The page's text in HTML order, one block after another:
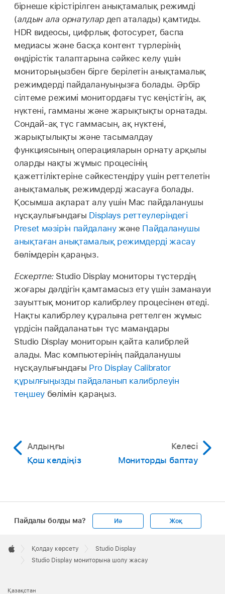
бірнеше кірістірілген анықтамалық режимді
(алдын ала орнатулардеп аталады) қамтиды.
HDR видеосы, цифрлық фотосурет, баспа
медиасы және басқа контент түрлерінің
өндірістік талаптарына сәйкес келу үшін
мониторыңызбен бірге берілетін анықтамалық
режимдерді пайдалануыңызға болады. Әрбір
сілтеме режимі монитордағы түс кеңістігін, ақ
нүктені, гамманы және жарықтықты орнатады.
Сондай-ақ түс гаммасын, ақ нүктені,
жарықтылықты және тасымалдау
функциясының операцияларын орнату арқылы
оларды нақты жұмыс процесінің
қажеттіліктеріне сәйкестендіру үшін реттелетін
анықтамалық режимдерді жасауға болады.
Қосымша ақпарат алу үшін Mac пайдаланушы
нұсқаулығындағы Displays реттеулеріндегі
Preset мәзірін пайдаланужәне Пайдаланушы
анықтаған анықтамалық режимдерді жасау
бөлімдерін қараңыз.
Ескертпе: Studio Display мониторы түстердің
жоғары дәлдігін қамтамасыз ету үшін заманауи
зауыттық монитор калибрлеу процесінен өтеді.
Нақты калибрлеу құралына реттелген жұмыс
үрдісін пайдаланатын түс мамандары
Studio Display мониторын қайта калибрлей
алады. Mac компьютерінің пайдаланушы
нұсқаулығындағы Pro Display Calibrator
құрылғыңызды пайдаланып калибрлеуін
теңшеубөлімін қараңыз.
Алдыңғы
Қош келдіңіз
Келесі
Мониторды баптау
Пайдалы болды ма? Иә Жоқ
Footer

Apple
Қолдау көрсету
Studio Display
Studio Display мониторына шолу жасау
Қазақстан